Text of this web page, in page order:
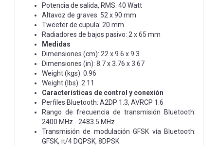
Potencia de salida, RMS: 40 Watt
Altavoz de graves: 52 x 90 mm
Tweeter de cupula: 20 mm
Radiadores de bajos pasivo: 2 x 65 mm
Medidas
Dimensiones (cm): 22 x 9.6 x 9.3
Dimensiones (in): 8.7 x 3.76 x 3.67
Weight (kgs): 0.96
Weight (lbs): 2.11
Características de control y conexión
Perfiles Bluetooth: A2DP 1.3, AVRCP 1.6
Rango de frecuencia de transmisión Bluetooth:
2400 MHz - 2483.5 MHz
Transmisión de modulación GFSK vía Bluetooth:
GFSK, π/4 DQPSK, 8DPSK